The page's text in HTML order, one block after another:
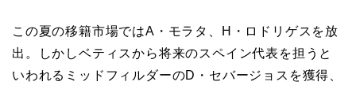
この夏の移籍市場ではA・モラタ、H・ロドリゲスを放
出。しかしベティスから将来のスペイン代表を担うと
いわれるミッドフィルダーのD・セバージョスを獲得、